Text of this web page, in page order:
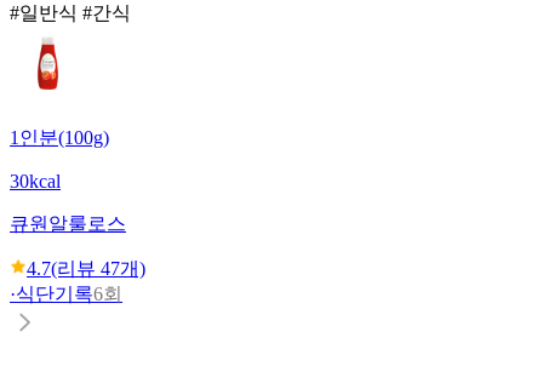
#일반식 #간식
1인분(100g)
30kcal
큐원 알룰로스
4.7(리뷰 47개)
·식단기록6회